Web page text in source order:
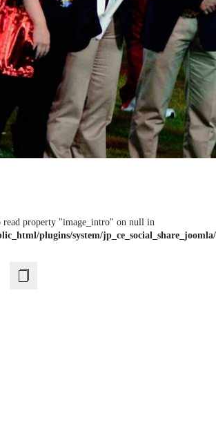
read property "image_intro" on null in
plugins/system/